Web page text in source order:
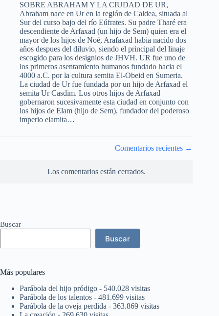
SOBRE ABRAHAM Y LA CIUDAD DE UR,
Abraham nace en Ur en la región de Caldea, situada al
Sur del curso bajo del río Eúfrates. Su padre Tharé era
descendiente de Arfaxad (un hijo de Sem) quien era el
mayor de los hijos de Noé, Arafaxad había nacido dos
años despues del diluvio, siendo el principal del linaje
escogido para los designios de JHVH. UR fue uno de
los primeros asentamiento humanos fundado hacia el
4000 a.C. por la cultura semita El-Obeid en Sumeria.
La ciudad de Ur fue fundada por un hijo de Arfaxad el
semita Ur Casdim. Los otros hijos de Arfaxad
gobernaron sucesivamente esta ciudad en conjunto con
los hijos de Elam (hijo de Sem), fundador del poderoso
imperio elamita…
Comentarios recientes →
Los comentarios están cerrados.
Buscar
Buscar
Más populares
Parábola del hijo pródigo - 540.028 visitas
Parábola de los talentos - 481.699 visitas
Parábola de la oveja perdida - 363.869 visitas